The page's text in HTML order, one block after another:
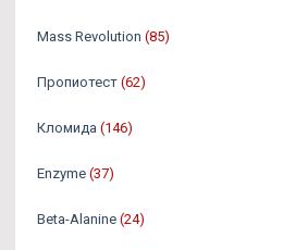
Mass Revolution (85)
Пропиотест (62)
Кломида (146)
Enzyme (37)
Beta-Alanine (24)